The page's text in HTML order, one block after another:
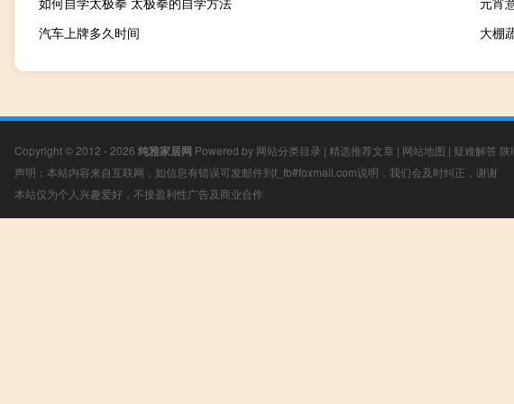
汽车上牌多久时间
大棚
Copyright © 2012 - 2026 纯雅家居网 Powered by 网站分类目录 | 精选推荐文章 | 网站地图 | 疑难解答 陕
声明：本站内容来自互联网，如信息有错误可发邮件到f_fb#foxmail.com说明，我们会及时纠正，谢谢
本站仅为个人兴趣爱好，不接盈利性广告及商业合作